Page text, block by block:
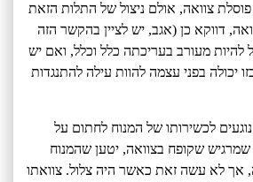
צוואה, אולם ניצול של התלות הזאת
דווקא כן (אגב, יש לציין בהקשר הזה
להיות מעורב בעריכתה כלל וכלל, ואם יש
יכולה בפני עצמה להוות עילה להתנגדות
לכשירותו של המנוח לחתום על
שמרגיש שקופח בצוואה, יטען שהמנוח
אך לא עשה זאת כאשר היה צלול. צוואתו